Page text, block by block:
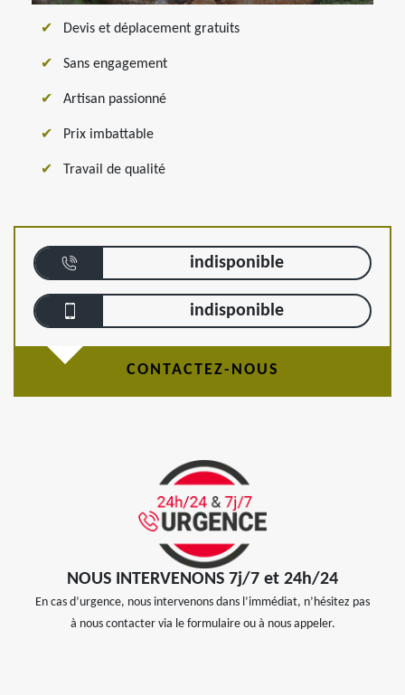
Devis et déplacement gratuits
Sans engagement
Artisan passionné
Prix imbattable
Travail de qualité
indisponible
indisponible
CONTACTEZ-NOUS
NOUS INTERVENONS 7j/7 et 24h/24
En cas d’urgence, nous intervenons dans l’immédiat, n’hésitez pas
à nous contacter via le formulaire ou à nous appeler.